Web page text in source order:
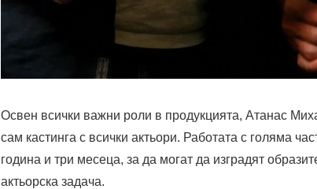
Освен всички важни роли в продукцията, Атанас
сам кастинга с всички актьори. Работата с голяма
година и три месеца, за да могат да изградят
актьорска задача.